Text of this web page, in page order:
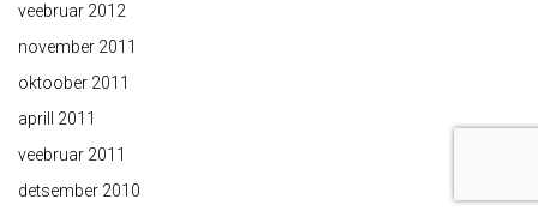
veebruar 2012
november 2011
oktoober 2011
aprill 2011
veebruar 2011
detsember 2010